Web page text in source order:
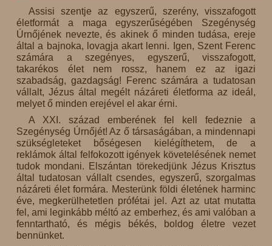
Assisi szentje az egyszerű, szerény, visszafogott
életformát a maga egyszerűségében Szegénység
Úrnőjének nevezte, és akinek ő minden tudása, ereje
által a bajnoka, lovagja akart lenni. Igen, Szent Ferenc
számára a szegényes, egyszerű, visszafogott,
takarékos élet nem rossz, hanem ez az igazi
szabadság, gazdagság! Ferenc számára a tudatosan
vállalt, Jézus által megélt názáreti életforma az ideál,
melyet ő minden erejével el akar érni.
A XXI. század emberének fel kell fedeznie a
Szegénység Úrnőjét! Az ő társaságában, a mindennapi
szükségleteket bőségesen kielégíthetem, de a
reklámok által felfokozott igények követelésének nemet
tudok mondani. Elszántan törekedjünk Jézus Krisztus
által tudatosan vállalt csendes, egyszerű, szorgalmas
názáreti élet formára. Mesterünk földi életének harminc
éve, megkerülhetetlen prófétai jel. Azt az utat mutatta
fel, ami leginkább méltó az emberhez, és ami valóban a
fenntartható, és mégis békés, boldog életre vezet
bennünket.